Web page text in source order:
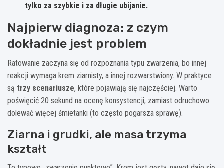
tylko za szybkie i za długie ubijanie.
Najpierw diagnoza: z czym
dokładnie jest problem
Ratowanie zaczyna się od rozpoznania typu zwarzenia, bo innej
reakcji wymaga krem ziarnisty, a innej rozwarstwiony. W praktyce
są trzy scenariusze, które pojawiają się najczęściej. Warto
poświęcić 20 sekund na ocenę konsystencji, zamiast odruchowo
dolewać więcej śmietanki (to często pogarsza sprawę).
Ziarna i grudki, ale masa trzyma
kształt